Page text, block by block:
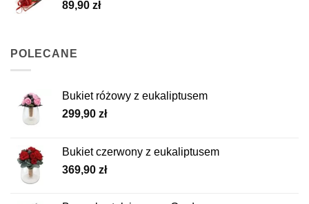
89,90 zł
POLECANE
Bukiet różowy z eukaliptusem
299,90 zł
Bukiet czerwony z eukaliptusem
369,90 zł